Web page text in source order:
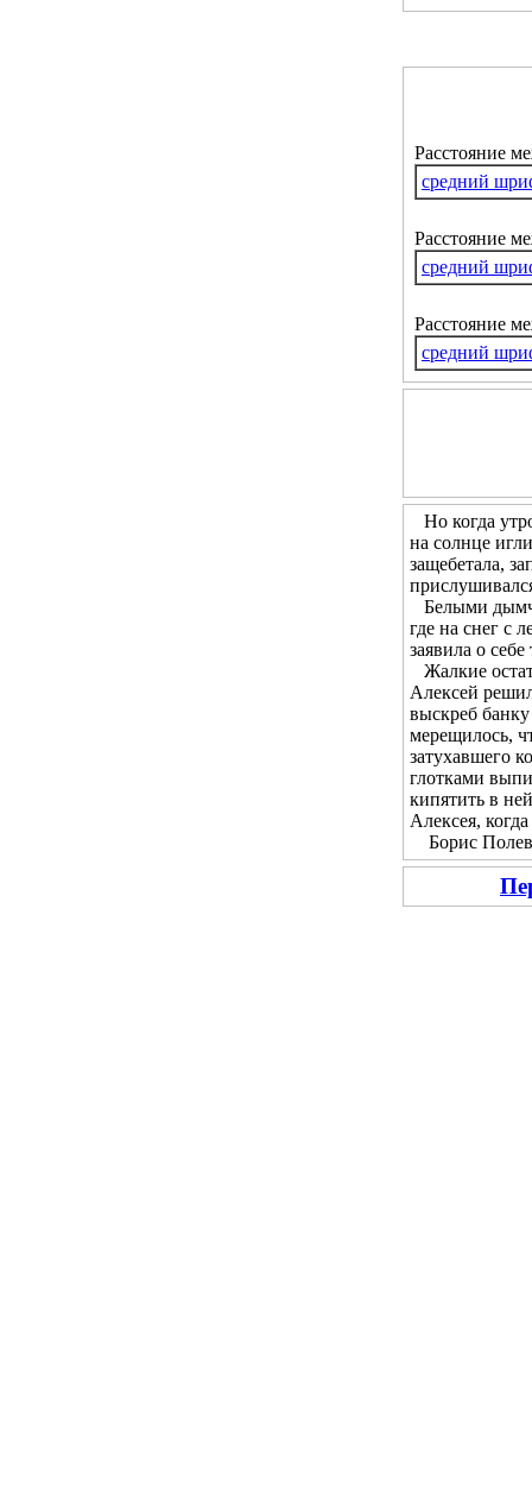
Расстояние
средний
Расстояние
средний
Расстояние
средний
Но когда
на солнце
защебетала,
Белыми
где на снег с
заявила о
Жалкие
Алексей
выскреб
мерещилось,
затухавшего
глотками
кипятить в
Алексея,
Борис